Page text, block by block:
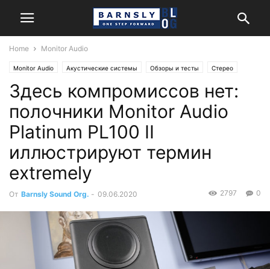
Home Monitor Audio
Monitor Audio Акустические системы Обзоры и тесты Стерео
Здесь компромиссов нет:
полочники Monitor Audio
Platinum PL100 II
иллюстрируют термин
extremely
От Barnsly Sound Org. - 09.06.2020 0
2797